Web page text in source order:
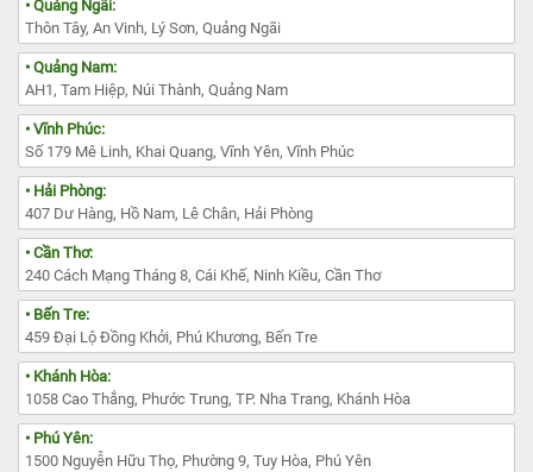
• Quảng Ngãi:
Thôn Tây, An Vinh, Lý Sơn, Quảng Ngãi
• Quảng Nam:
AH1, Tam Hiệp, Núi Thành, Quảng Nam
• Vĩnh Phúc:
Số 179 Mê Linh, Khai Quang, Vĩnh Yên, Vĩnh Phúc
• Hải Phòng:
407 Dư Hàng, Hồ Nam, Lê Chân, Hải Phòng
• Cần Thơ:
240 Cách Mạng Tháng 8, Cái Khế, Ninh Kiều, Cần Thơ
• Bến Tre:
459 Đại Lộ Đồng Khởi, Phú Khương, Bến Tre
• Khánh Hòa:
1058 Cao Thắng, Phước Trung, TP. Nha Trang, Khánh Hòa
• Phú Yên:
1500 Nguyễn Hữu Thọ, Phường 9, Tuy Hòa, Phú Yên